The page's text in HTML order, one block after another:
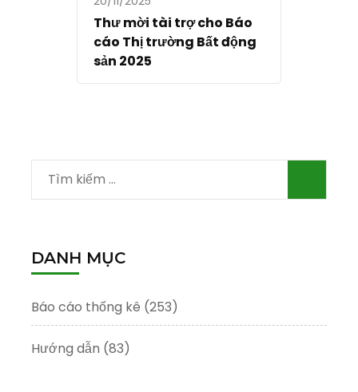
Thư mời tài trợ cho Báo
cáo Thị trường Bất động
sản 2025
Tìm
kiếm
DANH MỤC
Báo cáo thống kê (253)
Hướng dẫn (83)